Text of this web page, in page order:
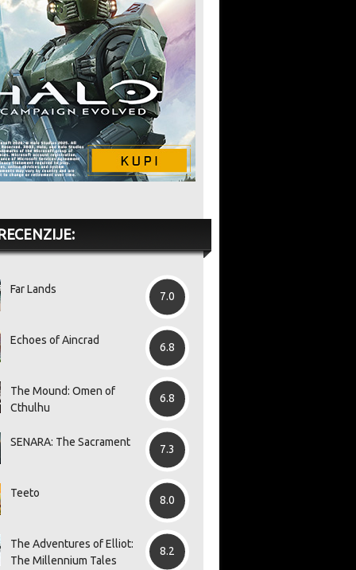
Far Lands
7.0
Echoes of Aincrad
6.8
The Mound: Omen of
Cthulhu
6.8
SENARA: The Sacrament
7.3
Teeto
8.0
The Adventures of Elliot:
The Millennium Tales
8.2